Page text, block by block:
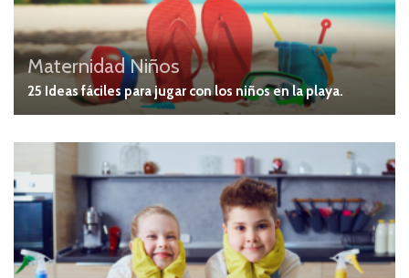
MaternidadNiños
25 Ideas fáciles para jugar con los niños en la playa.